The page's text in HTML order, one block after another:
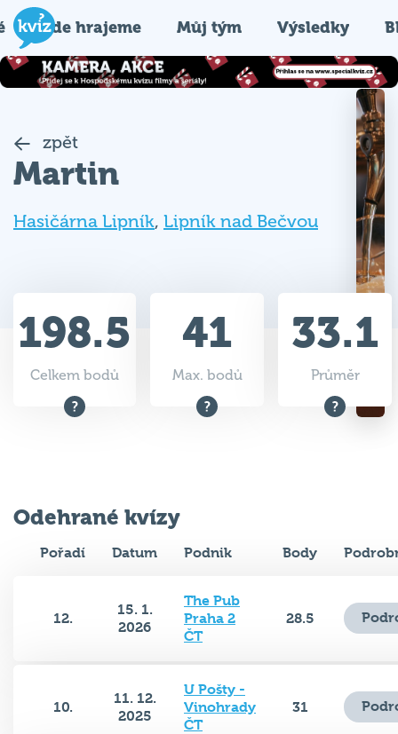
Kde hrajeme Můj tým Výsledky
zpět
Martin
Hasičárna Lipník, Lipník nad Bečvou
198.5
Celkem bodů
41
Max. bodů
33.1
Průměr
Odehrané kvízy
Pořadí Datum Podnik Body
12.
15. 1.
2026
The Pub
Praha 2
ČT
28.5
10.
11. 12.
2025
U Pošty -
Vinohrady
ČT
31